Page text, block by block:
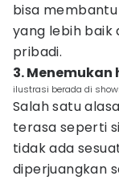
bisa
yang lebih baik
pribadi.
3.
ilustrasi berada di
Salah satu
terasa seperti
tidak ada
diperjuangkan